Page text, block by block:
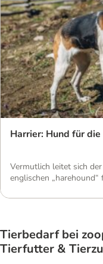
Harrier: Hund für
Vermutlich leitet sich
englischen „harehound“
Meutehunds eng mit
Aussehen: Mittelgroßer
Foxhound mit
Tierbedarf bei
Tierfutter &